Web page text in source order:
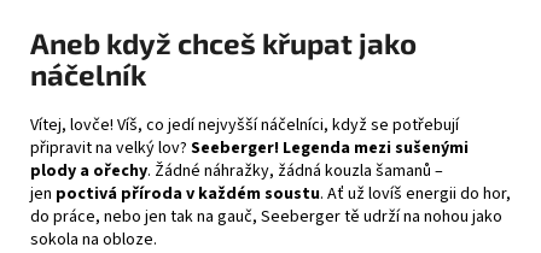
Aneb když chceš křupat jako
náčelník
Vítej, lovče! Víš, co jedí nejvyšší náčelníci, když se potřebují
připravit na velký lov? Seeberger! Legenda mezi sušenými
plody a ořechy. Žádné náhražky, žádná kouzla šamanů –
jen poctivá příroda v každém soustu. Ať už lovíš energii do hor,
do práce, nebo jen tak na gauč, Seeberger tě udrží na nohou jako
sokola na obloze.